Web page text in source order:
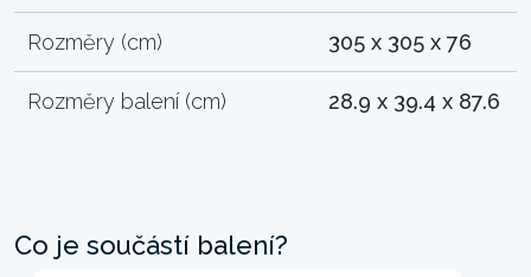
Rozměry (cm) 305 x 305 x 76
Rozměry balení (cm) 28.9 x 39.4 x 87.6
Co je součástí balení?